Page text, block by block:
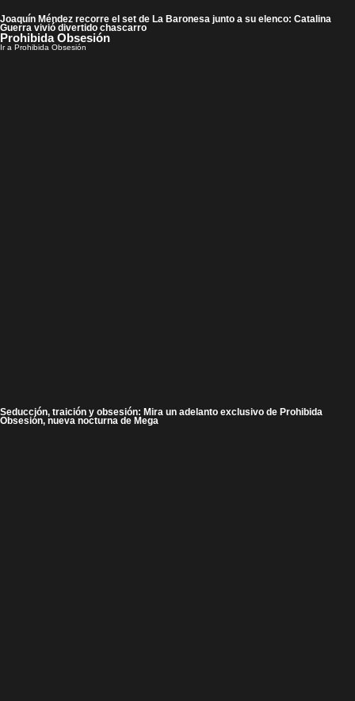
Joaquín Méndez recorre el set de La Baronesa junto a su elenco: Catalina
Guerra vivió divertido chascarro
Prohibida Obsesión
Ir a Prohibida Obsesión
Seducción, traición y obsesión: Mira un adelanto exclusivo de Prohibida
Obsesión, nueva nocturna de Mega